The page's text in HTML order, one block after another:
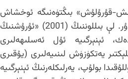
قۇرۇلۇش» بىڭتۈەنىگە ئوخشاش
ئورۇنلار بايلىق كىرىمى بىلەن بېقىلىدىغان ھەربىي تەشكىلاتلاردۇر. لې بىللوننىڭ (2001) «ئۇرۇشنىڭ
ئېنېرگىيە ئۇل ئەسلىھەلىرى
يەتكۈزۈش لىنىيەلىرى (يۇقىرى
بولۇپ، يەرلىكلەرنىڭ ئېنېرگىيە